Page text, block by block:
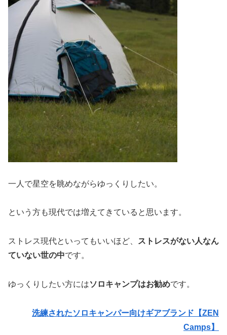
一人で星空を眺めながらゆっくりしたい。
という方も現代では増えてきていると思います。
ストレス現代といってもいいほど、
ストレスがない人なん
ていない世の中です。
ゆっくりしたい方にはソロキャンプはお勧めです。
洗練されたソロキャンパー向けギアブランド【ZEN
Camps】